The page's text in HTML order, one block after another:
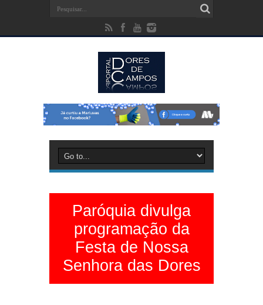
Paróquia divulga
programação da
Festa de Nossa
Senhora das Dores